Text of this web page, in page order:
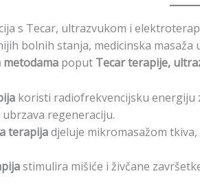
s Tecar, ultrazvukom i
bolnih stanja, medicinska masaža
poput Tecar terapije,
koristi radiofrekvencijsku energiju
regeneraciju.
terapijadjeluje mikromasažom
stimulira mišiće i živčane